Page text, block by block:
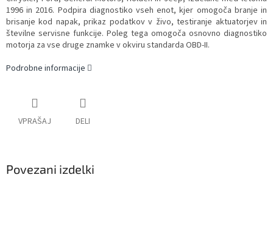
1996 in 2016. Podpira diagnostiko vseh enot, kjer omogoča branje in
brisanje kod napak, prikaz podatkov v živo, testiranje aktuatorjev in
številne servisne funkcije. Poleg tega omogoča osnovno diagnostiko
motorja za vse druge znamke v okviru standarda OBD-II.
Podrobne informacije
VPRAŠAJ DELI
Povezani izdelki